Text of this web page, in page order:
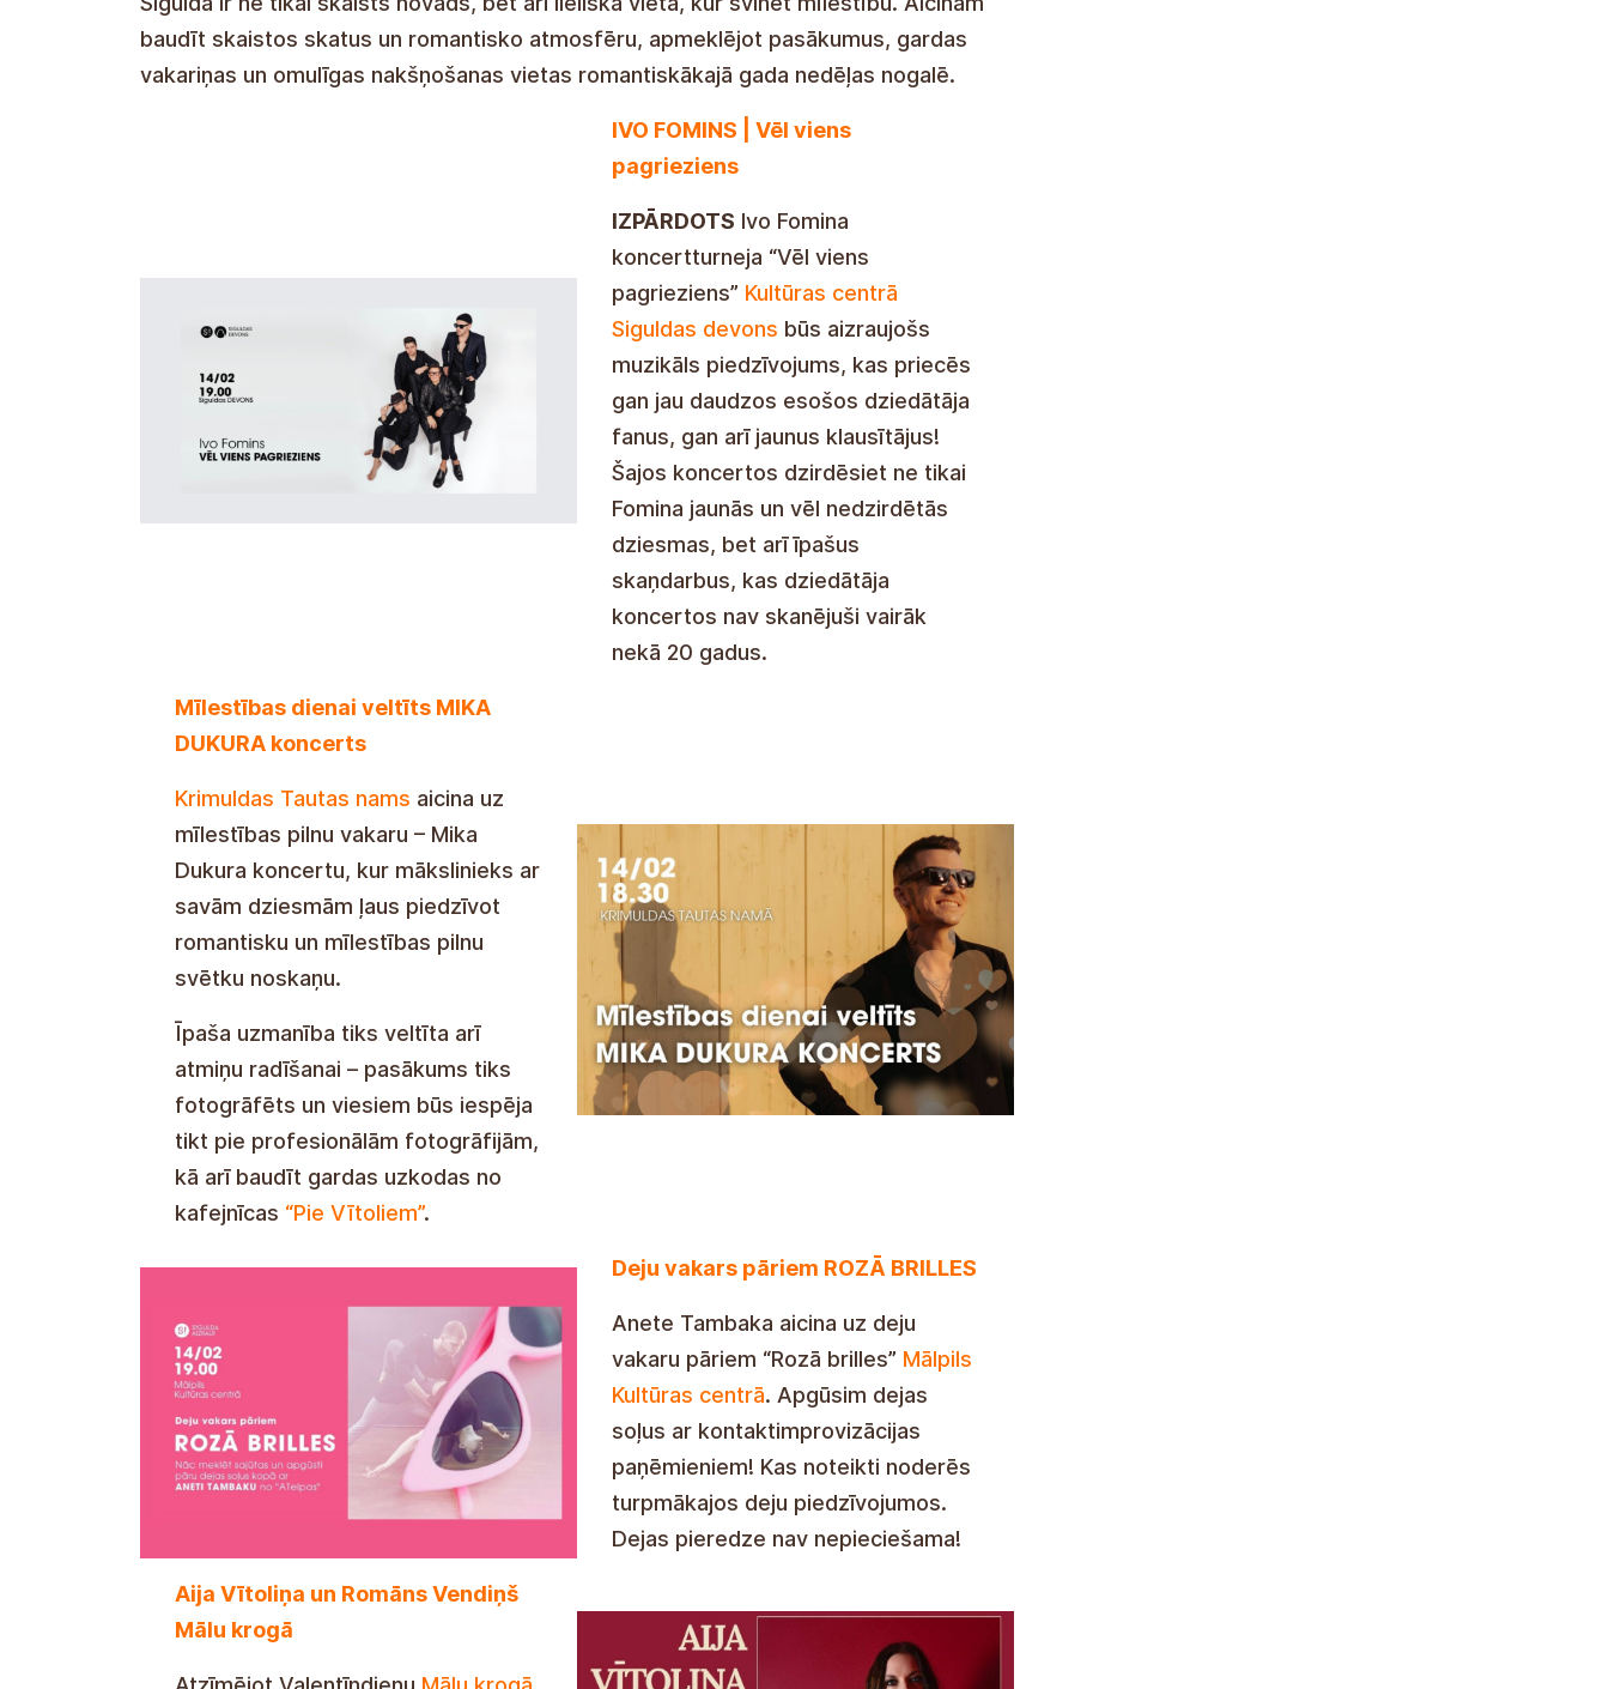
baudīt skaistos skatus un romantisko atmosfēru, apmeklējot pasākumus, gardas
vakariņas un omulīgas nakšņošanas vietas romantiskākajā gada nedēļas nogalē.
IVO FOMINS | Vēl viens
pagrieziens
IZPĀRDOTS Ivo Fomina
koncertturneja “Vēl viens
pagrieziens” Kultūras centrā
Siguldas devons būs aizraujošs
muzikāls piedzīvojums, kas priecēs
gan jau daudzos esošos dziedātāja
fanus, gan arī jaunus klausītājus!
Šajos koncertos dzirdēsiet ne tikai
Fomina jaunās un vēl nedzirdētās
dziesmas, bet arī īpašus
skaņdarbus, kas dziedātāja
koncertos nav skanējuši vairāk
nekā 20 gadus.
Mīlestības dienai veltīts MIKA
DUKURA koncerts
Krimuldas Tautas nams aicina uz
mīlestības pilnu vakaru – Mika
Dukura koncertu, kur mākslinieks ar
savām dziesmām ļaus piedzīvot
romantisku un mīlestības pilnu
svētku noskaņu.
Īpaša uzmanība tiks veltīta arī
atmiņu radīšanai – pasākums tiks
fotogrāfēts un viesiem būs iespēja
tikt pie profesionālām fotogrāfijām,
kā arī baudīt gardas uzkodas no
kafejnīcas “Pie Vītoliem”.
Deju vakars pāriem ROZĀ BRILLES
Anete Tambaka aicina uz deju
vakaru pāriem “Rozā brilles” Mālpils
Kultūras centrā. Apgūsim dejas
soļus ar kontaktimprovizācijas
paņēmieniem! Kas noteikti noderēs
turpmākajos deju piedzīvojumos.
Dejas pieredze nav nepieciešama!
Aija Vītoliņa un Romāns Vendiņš
Mālu krogā